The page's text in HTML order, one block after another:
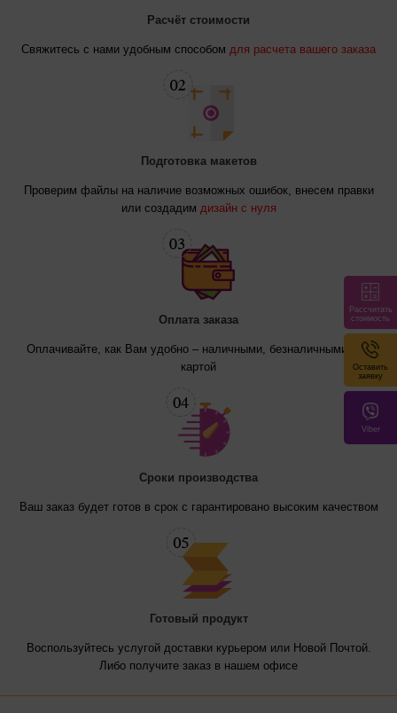
Расчёт стоимости
Свяжитесь с нами удобным способом для расчета вашего заказа
Подготовка макетов
Проверим файлы на наличие возможных ошибок, внесем правки
или создадим дизайн с нуля
Оплата заказа
Оплачивайте, как Вам удобно – наличными, безналичными или
картой
Cроки производства
Ваш заказ будет готов в срок с гарантировано высоким качеством
Готовый продукт
Воспользуйтесь услугой доставки курьером или Новой Почтой.
Либо получите заказ в нашем офисе
Рассчитать
стоимость
Оставить
заявку
Viber